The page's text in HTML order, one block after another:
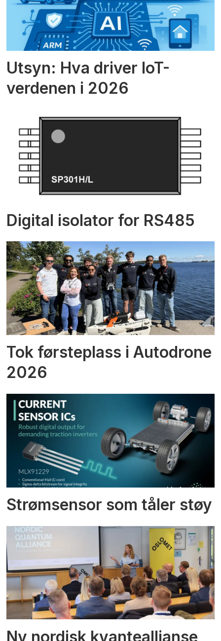
Utsyn: Hva driver IoT-
verdenen i 2026
Digital isolator for RS485
Tok førsteplass i Autodrone
2026
Strømsensor som tåler støy
Ny nordisk kvanteallianse